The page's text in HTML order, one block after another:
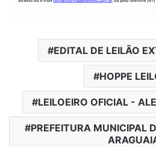
EDITAL DE LEILÃO
HOPPE
LEILOEIRO OFICIAL -
PREFEITURA MUNICIPAL